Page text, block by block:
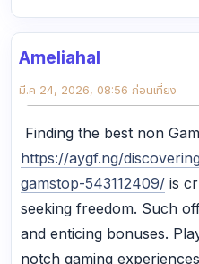
Ameliahal
มี.ค 24, 2026, 08:56 ก่อนเที่ยง
Finding the best non
https://aygf.ng/
gamstop-543112409/ is
seeking freedom. Such
and enticing bonuses.
notch gaming